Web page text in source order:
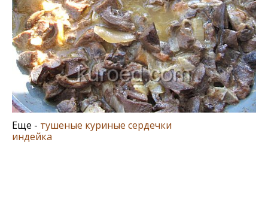
Еще - тушеные куриные сердечки
индейка